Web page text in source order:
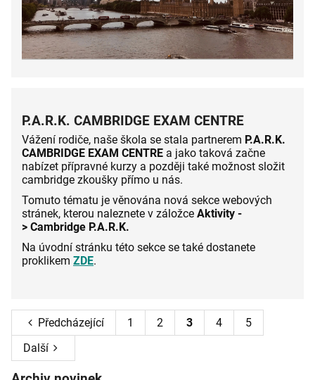
P.A.R.K. CAMBRIDGE EXAM CENTRE
Vážení rodiče, naše škola se stala partnerem P.A.R.K.
CAMBRIDGE EXAM CENTRE a jako taková začne
nabízet přípravné kurzy a později také možnost složit
cambridge zkoušky přímo u nás.
Tomuto tématu je věnována nová sekce webových
stránek, kterou naleznete v záložce Aktivity -
> Cambridge P.A.R.K.
Na úvodní stránku této sekce se také dostanete
proklikem ZDE.
Předcházející 1 2 3 4
5
Další